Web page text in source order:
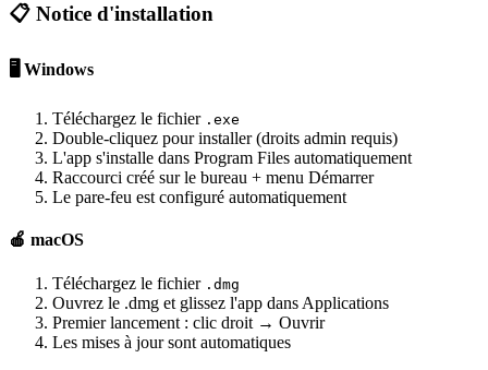
📋 Notice d'installation
🖥️ Windows
Téléchargez le fichier .exe
Double-cliquez pour installer (droits admin requis)
L'app s'installe dans Program Files automatiquement
Raccourci créé sur le bureau + menu Démarrer
Le pare-feu est configuré automatiquement
🍎 macOS
Téléchargez le fichier .dmg
Ouvrez le .dmg et glissez l'app dans Applications
Premier lancement : clic droit → Ouvrir
Les mises à jour sont automatiques